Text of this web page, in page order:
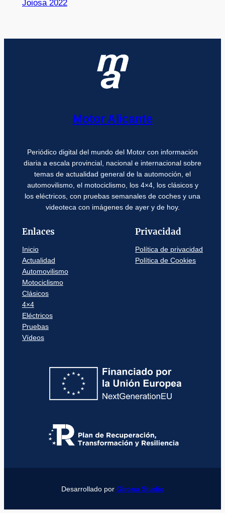
Joiosa 2022
Motor Alicante
Periódico digital del mundo del Motor con información
diaria a escala provincial, nacional e internacional sobre
temas de actualidad general de la automoción, el
automovilismo, el motociclismo, los 4×4, los clásicos y
los eléctricos, con pruebas semanales de coches y una
videoteca con imágenes de ayer y de hoy.
Enlaces
Inicio
Actualidad
Automovilismo
Motociclismo
Clásicos
4×4
Eléctricos
Pruebas
Vídeos
Privacidad
Política de privacidad
Política de Cookies
Desarrollado por Girona Studio